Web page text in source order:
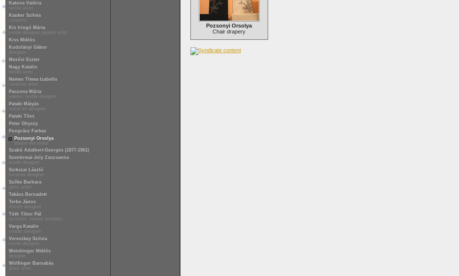
Katona Valéria
textile artist
Kauker Szilvia
ceramist
Kis Iringó Márta
textile designer applied artist
Kiss Miklós
Kodolányi Gábor
designer
Mezősi Eszter
Nagy Katalin
textile artist
Nemes Tímea Izabella
ceramist artist
Paczona Márta
painter, textile designer
Pataki Mátyás
metal art designer
Pataki Tiles
Peter Ghyczy
Pongrácz Farkas
Pozsonyi Orsolya
interior decorator
Szabó Adalbert-Georges (1877-1961)
Szentirmai-Joly Zsuzsanna
textile designer
Szikszai László
furniture designer
Szőke Barbara
glass artist
Takács Bernadett
Terbe János
interior designer
Tóth Tibor Pál
architect, interior architect
Varga Katalin
shader designer
Vereczkey Szilvia
textile designer
Weichinger Miklós
designer
Wölfinger Barnabás
glass artist
Pozsonyi Orsolya
Chair drapery